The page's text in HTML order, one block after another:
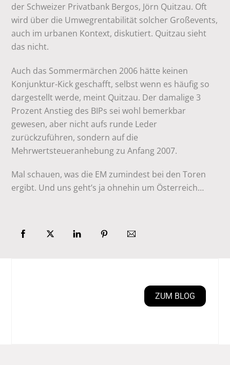
der Schweizer Privatbank Bergos, Jörn Quitzau. Oft
wird über die Umwegrentabilität solcher Großevents,
auch im urbanen Kontext, diskutiert. Quitzau sieht
das nicht.
Auch das Sommermärchen 2006 hätte keinen
Konjunktur-Kick geschafft, selbst wenn es häufig so
dargestellt werde, meint Quitzau. Der damalige 3
Prozent Anstieg des BIPs sei wohl bemerkbar
gewesen, aber nicht aufs runde Leder
zurückzuführen, sondern auf die
Mehrwertsteueranhebung zu Anfang 2007.
Mal schauen, was die EM zumindest bei den Toren
ergibt. Und uns geht’s ja ohnehin um Österreich…
ZUM BLOG